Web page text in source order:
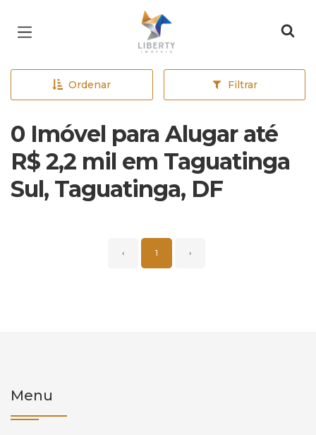
Página inicial
Ordenar Filtrar
0 Imóvel para Alugar até
R$ 2,2 mil em Taguatinga
Sul, Taguatinga, DF
‹ 1 ›
Menu